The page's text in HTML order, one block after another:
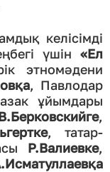
келісімді
үшін «Ел
этномәдени
, Павлодар
ұйымдары
,
, татар-
Р.Валиевке,